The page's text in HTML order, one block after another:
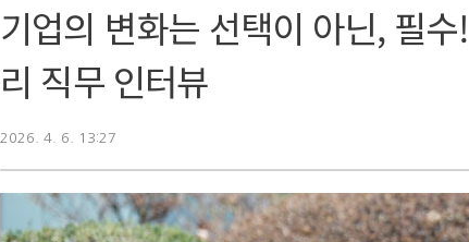
기업의 변화는 선택이 아닌, 필
리 직무 인터뷰
2026. 4. 6. 13:27